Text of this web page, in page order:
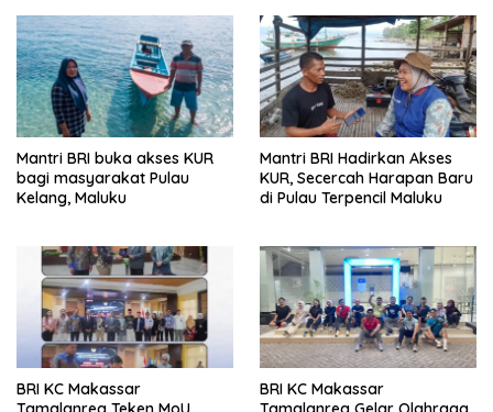
Mantri BRI buka akses KUR
bagi masyarakat Pulau
Kelang, Maluku
Mantri BRI Hadirkan Akses
KUR, Secercah Harapan Baru
di Pulau Terpencil Maluku
BRI KC Makassar
BRI KC Makassar